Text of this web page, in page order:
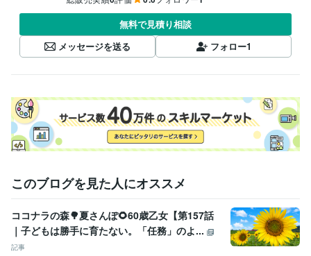
無料で見積り相談
メッセージを送る
フォロー1
このブログを見た人にオススメ
ココナラの森🌳夏さんぽ🌻60歳乙女【第157話
｜子どもは勝手に育たない。「任務」のよ...
記事